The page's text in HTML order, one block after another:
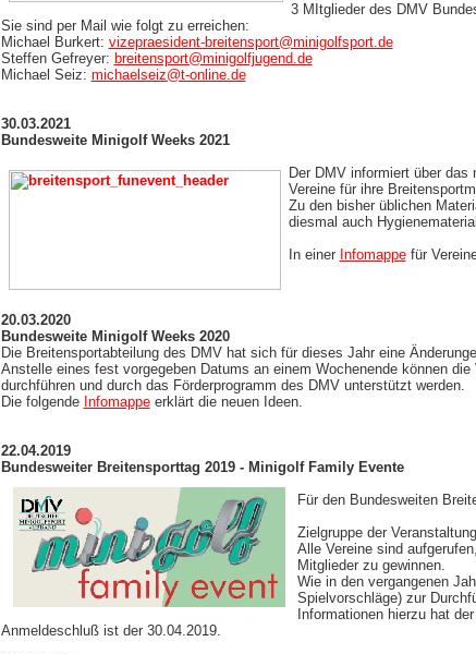
3 MItglieder des DMV
Sie sind per Mail wie folgt zu erreichen:
Michael Burkert: vizepraesident-breitensport@minigolfsport.de
Steffen Gefreyer: breitensport@minigolfjugend.de
Michael Seiz: michaelseiz@t-online.de
30.03.2021
Bundesweite Minigolf Weeks 2021
Der DMV informiert über
Vereine für ihre
Zu den bisher üblichen
diesmal auch
In einer Infomappefür
20.03.2020
Bundesweite Minigolf Weeks 2020
Die Breitensportabteilung des DMV hat sich für dieses Jahr eine
Anstelle eines fest vorgegeben Datums an einem Wochenende können
durchführen und durch das Förderprogramm des DMV unterstützt werden.
Die folgende Infomappeerklärt die neuen Ideen.
22.04.2019
Bundesweiter Breitensporttag 2019 - Minigolf Family Evente
Für den Bundesweiten
Zielgruppe der
Alle Vereine sind
Mitglieder zu gewinnen.
Wie in den vergangenen
Spielvorschläge) zur
Informationen hierzu hat
Anmeldeschluß ist der 30.04.2019.